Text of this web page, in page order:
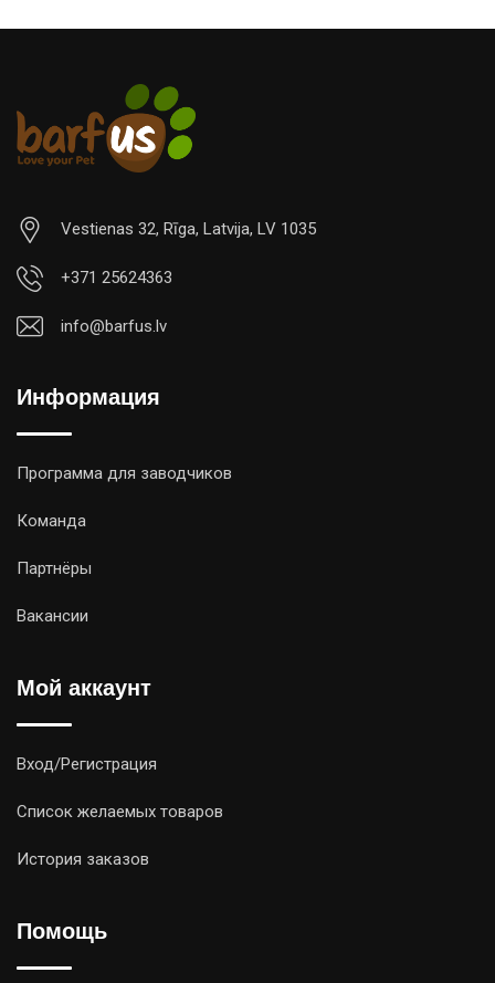
Vestienas 32, Rīga, Latvija, LV 1035
+371 25624363
info@barfus.lv
Информация
Программа для заводчиков
Команда
Партнёры
Вакансии
Мой аккаунт
Вход/Регистрация
Список желаемых товаров
История заказов
Помощь